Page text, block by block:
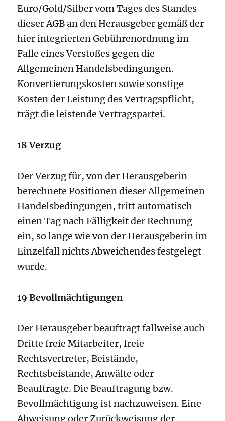
Euro/Gold/Silber vom Tages des Standes
dieser AGB an den Herausgeber gemäß der
hier integrierten Gebührenordnung im
Falle eines Verstoßes gegen die
Allgemeinen Handelsbedingungen.
Konvertierungskosten sowie sonstige
Kosten der Leistung des Vertragspflicht,
trägt die leistende Vertragspartei.
18 Verzug
Der Verzug für, von der Herausgeberin
berechnete Positionen dieser Allgemeinen
Handelsbedingungen, tritt automatisch
einen Tag nach Fälligkeit der Rechnung
ein, so lange wie von der Herausgeberin im
Einzelfall nichts Abweichendes festgelegt
wurde.
19 Bevollmächtigungen
Der Herausgeber beauftragt fallweise auch
Dritte freie Mitarbeiter, freie
Rechtsvertreter, Beistände,
Rechtsbeistande, Anwälte oder
Beauftragte. Die Beauftragung bzw.
Bevollmächtigung ist nachzuweisen. Eine